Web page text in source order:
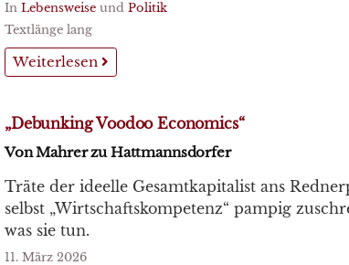
In Lebensweise und Politik
Textlänge lang
Weiterlesen
„Debunking Voodoo Economics“
Von Mahrer zu Hattmannsdorfer
Träte der ideelle Gesamtkapitalist ans
selbst „Wirtschaftskompetenz“ pampig
was sie tun.
11. März 2026